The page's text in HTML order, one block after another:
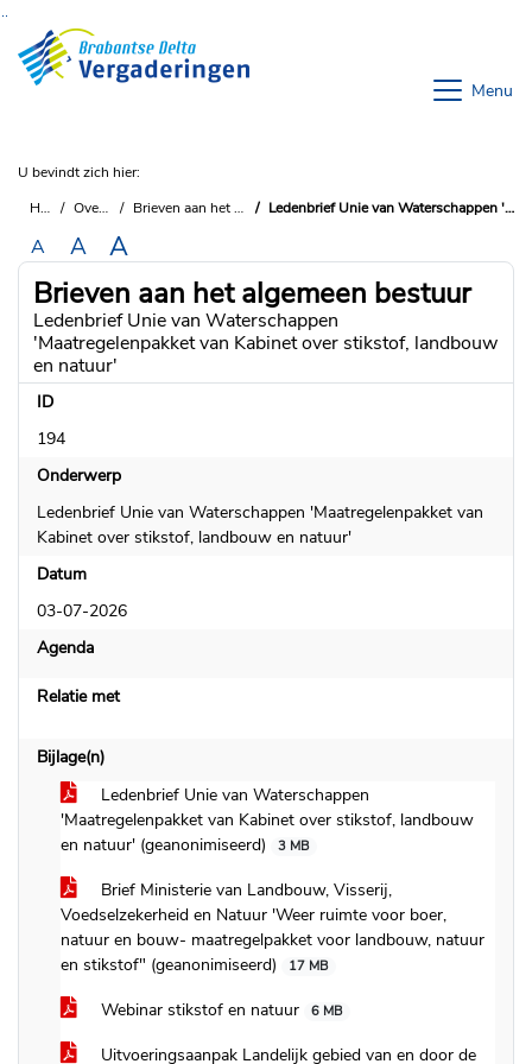
Ga naar de inhoud van deze pagina
Ga naar het zoeken
Ga naar het menu
Menu
U bevindt zich hier:
Home
Overzichten Brieven aan het algemeen bestuur Ledenbrief Unie van Waterschappen 'Maatregelenpakket van Kabinet over stikstof, landbouw en natuur'
A A A
Brieven aan het algemeen bestuur
Ledenbrief Unie van Waterschappen
'Maatregelenpakket van Kabinet over stikstof, landbouw
en natuur'
ID
194
Onderwerp
Ledenbrief Unie van Waterschappen 'Maatregelenpakket van
Kabinet over stikstof, landbouw en natuur'
Datum
03-07-2026
Agenda
Relatie met
Bijlage(n)
Ledenbrief Unie van Waterschappen
'Maatregelenpakket van Kabinet over stikstof, landbouw
en natuur' (geanonimiseerd)
3 MB
Brief Ministerie van Landbouw, Visserij,
Voedselzekerheid en Natuur 'Weer ruimte voor boer,
natuur en bouw- maatregelpakket voor landbouw, natuur
en stikstof" (geanonimiseerd)
17 MB
Webinar stikstof en natuur 6 MB
Uitvoeringsaanpak Landelijk gebied van en door de